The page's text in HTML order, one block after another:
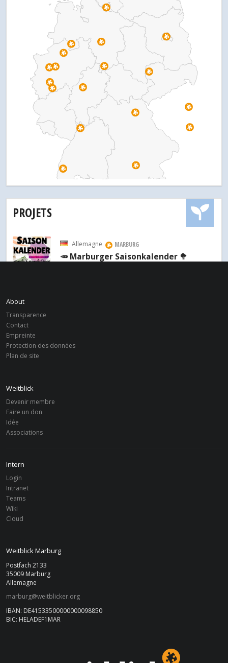
PROJETS
Allemagne MARBURG
🥕 Marburger Saisonkalender 🥦
Ambiente (IDMA-Perú)
About
Transparence
Contact
Empreinte
Protection des données
Plan de site
Weitblick
Devenir membre
Faire un don
Idée
Associations
Intern
Login
Intranet
Teams
Wiki
Cloud
Weitblick Marburg
Postfach 2133
35009 Marburg
Allemagne
marburg@weitblicker.org
IBAN: DE41533500000000098850
BIC: HELADEF1MAR